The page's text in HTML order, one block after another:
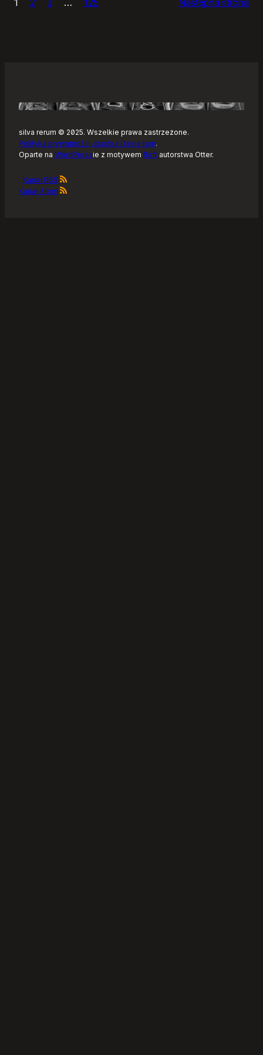
–
Linuksa
silva rerum © 2025. Wszelkie prawa zastrzeżone.
Polityka prywatności, ciastka i takie tam.
Oparte na WordPressie z motywem Raft autorstwa Otter.
Kanał RSS
Kanał Atom